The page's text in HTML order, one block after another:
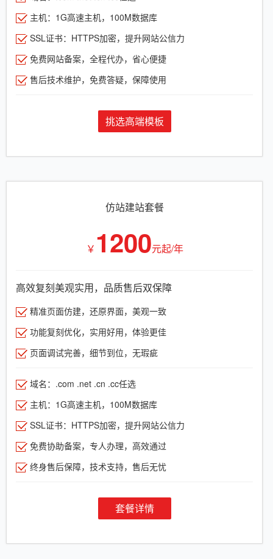
主机：1G高速主机，100M数据库
SSL证书：HTTPS加密，提升网站公信力
免费网站备案，全程代办，省心便捷
售后技术维护，免费答疑，保障使用
挑选高端模板
仿站建站套餐
￥ 1200元起/年
高效复刻美观实用，品质售后双保障
精准页面仿建，还原界面，美观一致
功能复刻优化，实用好用，体验更佳
页面调试完善，细节到位，无瑕疵
域名：.com .net .cn .cc任选
主机：1G高速主机，100M数据库
SSL证书：HTTPS加密，提升网站公信力
免费协助备案，专人办理，高效通过
终身售后保障，技术支持，售后无忧
套餐详情